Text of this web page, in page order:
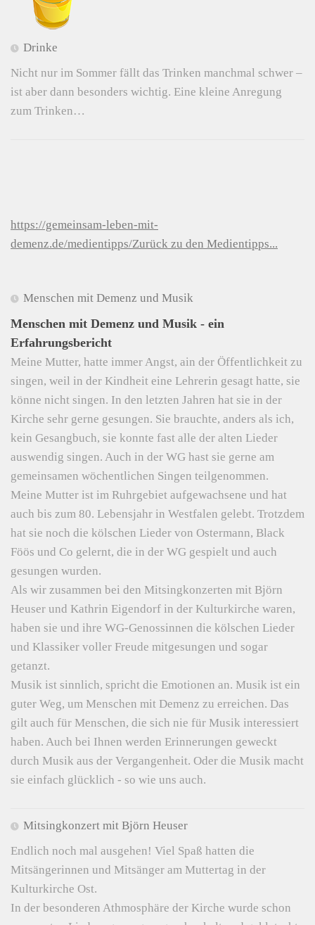
Drinke
Nicht nur im Sommer fällt das Trinken manchmal schwer –
ist aber dann besonders wichtig. Eine kleine Anregung
zum Trinken…
https://gemeinsam-leben-mit-
demenz.de/medientipps/Zurück zu den Medientipps...
Menschen mit Demenz und Musik
Menschen mit Demenz und Musik - ein
Erfahrungsbericht
Meine Mutter, hatte immer Angst, ain der Öffentlichkeit zu
singen, weil in der Kindheit eine Lehrerin gesagt hatte, sie
könne nicht singen. In den letzten Jahren hat sie in der
Kirche sehr gerne gesungen. Sie brauchte, anders als ich,
kein Gesangbuch, sie konnte fast alle der alten Lieder
auswendig singen. Auch in der WG hast sie gerne am
gemeinsamen wöchentlichen Singen teilgenommen.
Meine Mutter ist im Ruhrgebiet aufgewachsene und hat
auch bis zum 80. Lebensjahr in Westfalen gelebt. Trotzdem
hat sie noch die kölschen Lieder von Ostermann, Black
Föös und Co gelernt, die in der WG gespielt und auch
gesungen wurden.
Als wir zusammen bei den Mitsingkonzerten mit Björn
Heuser und Kathrin Eigendorf in der Kulturkirche waren,
haben sie und ihre WG-Genossinnen die kölschen Lieder
und Klassiker voller Freude mitgesungen und sogar
getanzt.
Musik ist sinnlich, spricht die Emotionen an. Musik ist ein
guter Weg, um Menschen mit Demenz zu erreichen. Das
gilt auch für Menschen, die sich nie für Musik interessiert
haben. Auch bei Ihnen werden Erinnerungen geweckt
durch Musik aus der Vergangenheit. Oder die Musik macht
sie einfach glücklich - so wie uns auch.
Mitsingkonzert mit Björn Heuser
Endlich noch mal ausgehen! Viel Spaß hatten die
Mitsängerinnen und Mitsänger am Muttertag in der
Kulturkirche Ost.
In der besonderen Athmosphäre der Kirche wurde schon